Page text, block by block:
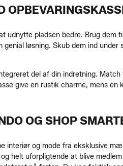
udnytte pladsen bedre. Brug dem
løsning. Skub dem ind under
del af din indretning.
give en rustik charme, mens en
OG SHOP
interiør og mode fra eksklusive
helt uforpligtende at blive